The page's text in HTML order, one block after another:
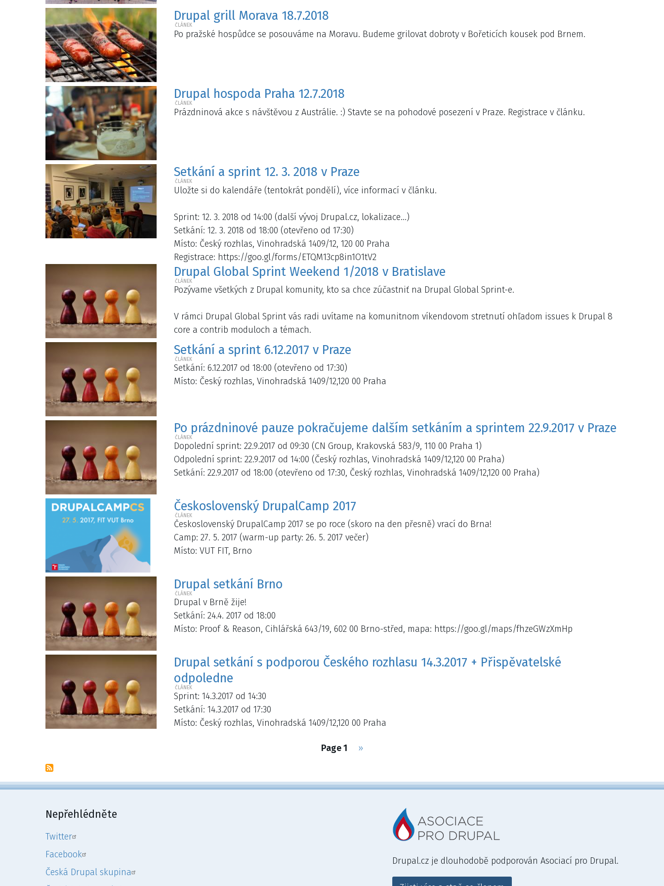
Drupal grill Morava 18.7.2018
Po pražské hospůdce se posouváme na Moravu. Budeme grilovat dobroty v Bořeticích kousek pod Brnem.
Drupal hospoda Praha 12.7.2018
Prázdninová akce s návštěvou z Austrálie. :) Stavte se na pohodové posezení v Praze. Registrace v článku.
Setkání a sprint 12. 3. 2018 v Praze
Uložte si do kalendáře (tentokrát pondělí), více informací v článku.
Sprint: 12. 3. 2018 od 14:00 (další vývoj Drupal.cz, lokalizace…)
Setkání: 12. 3. 2018 od 18:00 (otevřeno od 17:30)
Místo: Český rozhlas, Vinohradská 1409/12, 120 00 Praha
Registrace: https://goo.gl/forms/ETQM13cp8in1O1tV2
Drupal Global Sprint Weekend 1/2018 v Bratislave
Pozývame všetkých z Drupal komunity, kto sa chce zúčastniť na Drupal Global Sprint-e.
V rámci Drupal Global Sprint vás radi uvítame na komunitnom víkendovom stretnutí ohľadom issues k Drupal 8
core a contrib moduloch a témach.
Setkání a sprint 6.12.2017 v Praze
Setkání: 6.12.2017 od 18:00 (otevřeno od 17:30)
Místo: Český rozhlas, Vinohradská 1409/12,120 00 Praha
Po prázdninové pauze pokračujeme dalším setkáním a sprintem 22.9.2017 v Praze
Dopolední sprint: 22.9.2017 od 09:30 (CN Group, Krakovská 583/9, 110 00 Praha 1)
Odpolední sprint: 22.9.2017 od 14:00 (Český rozhlas, Vinohradská 1409/12,120 00 Praha)
Setkání: 22.9.2017 od 18:00 (otevřeno od 17:30, Český rozhlas, Vinohradská 1409/12,120 00 Praha)
Československý DrupalCamp 2017
Československý DrupalCamp 2017 se po roce (skoro na den přesně) vrací do Brna!
Camp: 27. 5. 2017 (warm-up party: 26. 5. 2017 večer)
Místo: VUT FIT, Brno
Drupal setkání Brno
Drupal v Brně žije!
Setkání: 24.4. 2017 od 18:00
Místo: Proof & Reason, Cihlářská 643/19, 602 00 Brno-střed, mapa: https://goo.gl/maps/fhzeGWzXmHp
Drupal setkání s podporou Českého rozhlasu 14.3.2017 + Přispěvatelské
odpoledne
Sprint: 14.3.2017 od 14:30
Setkání: 14.3.2017 od 17:30
Místo: Český rozhlas, Vinohradská 1409/12,120 00 Praha
Page 1
Následující
››
Nepřehlédněte
Twitter
Facebook
Česká Drupal skupina
Drupal.cz je dlouhodobě podporován Asociací pro Drupal.